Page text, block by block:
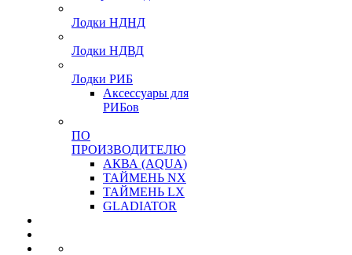
Лодки НДНД
Лодки НДВД
Лодки РИБ
Аксессуары для
РИБов
ПО
ПРОИЗВОДИТЕЛЮ
АКВА (AQUA)
ТАЙМЕНЬ NX
ТАЙМЕНЬ LX
GLADIATOR